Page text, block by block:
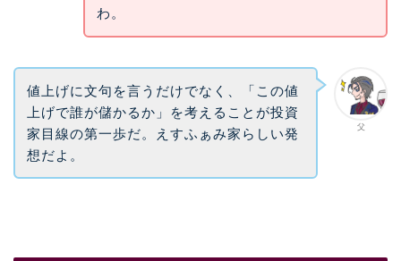
わ。
父
値上げに文句を言うだけでなく、「この値
上げで誰が儲かるか」を考えることが投資
家目線の第一歩だ。えすふぁみ家らしい発
想だよ。